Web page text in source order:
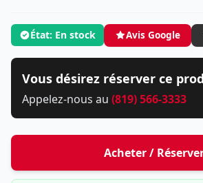
État: En stock Avis Google
Vous désirez réserver ce
Appelez-nous au (819) 566-3333
Acheter /